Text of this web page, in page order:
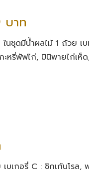
บาท
ชุดมีน้ำผลไม้ 1 ถ้วย เบ
ะหรี่พัฟไก่, มินิพายไก่เห็
บเกอรี่ C : ชิกเก้นโรล,